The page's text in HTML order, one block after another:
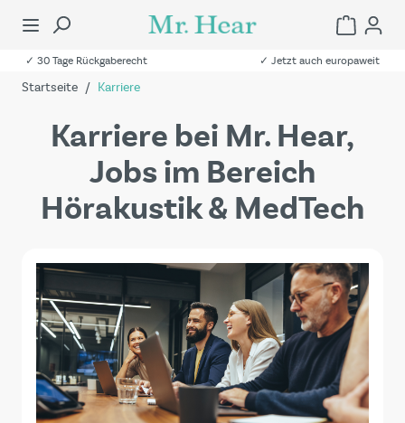
✓ 30 Tage Rückgaberecht ✓ Jetzt auch europaweit
Startseite / Karriere
Karriere bei Mr. Hear,
Jobs im Bereich
Hörakustik & MedTech